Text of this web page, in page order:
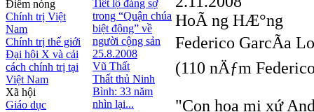
Điểm nóng
Chính trị Việt
Nam
Chính trị thế giới
Đại hội X và cải
cách chính trị tại
Việt Nam
Xã hội
Giáo dục
Tiết lộ đáng sợ
trong “Quận chúa
biệt động” về
người cộng sản
25.8.2008
Vũ Thất
Thất thủ Ninh
Bình: 33 năm
nhìn lại...
HoÃ ng HÆ°ng
Federico GarcÃ­a
(110 nÄƒm
"Con hoạ mi xứ